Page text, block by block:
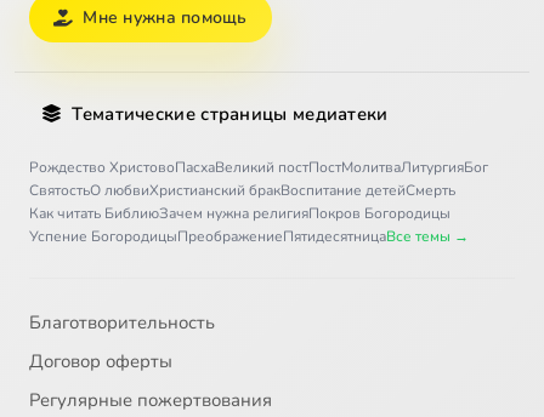
Мне нужна помощь
Тематические страницы медиатеки
Рождество ХристовоПасхаВеликий постПостМолитваЛитургияБог
СвятостьО любвиХристианский бракВоспитание детейСмерть
Как читать БиблиюЗачем нужна религияПокров Богородицы
Успение БогородицыПреображениеПятидесятницаВсе темы →
Благотворительность
Договор оферты
Регулярные пожертвования